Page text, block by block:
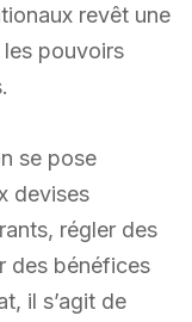
revêt une
pouvoirs
se pose
devises
régler des
des bénéfices
il s’agit de